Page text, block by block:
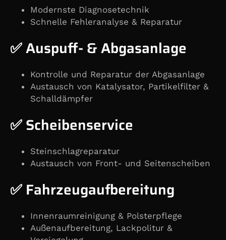
Modernste Diagnosetechnik
Schnelle Fehleranalyse & Reparatur
✅ Auspuff- & Abgasanlage
Kontrolle und Reparatur der Abgasanlage
Austausch von Katalysator, Partikelfilter &
Schalldämpfer
✅ Scheibenservice
Steinschlagreparatur
Austausch von Front- und Seitenscheiben
✅ Fahrzeugaufbereitung
Innenraumreinigung & Polsterpflege
Außenaufbereitung, Lackpolitur &